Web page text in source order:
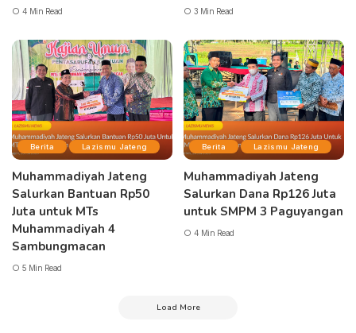
4 Min Read 3 Min Read
Berita Lazismu Jateng
Muhammadiyah Jateng
Salurkan Bantuan Rp50
Juta untuk MTs
Muhammadiyah 4
Sambungmacan
5 Min Read
Berita Lazismu Jateng
Muhammadiyah Jateng
Salurkan Dana Rp126 Juta
untuk SMPM 3 Paguyangan
4 Min Read
Load More